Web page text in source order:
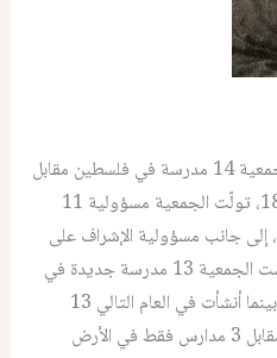
في نفس العام (1893)، أنشأت الجمعية 14 مدرسة في فلسطين مقابل
3 مدارس في بيروت. في عام 1894، تولّت الجمعية مسؤولية 11
مدرسة في حمص. في عام 1895، إلى جانب مسؤولية الإشراف على
20 مدرسة في دمشق نفسها، أسست الجمعية 13 مدرسة جديدة في
مناطق مختلفة من سوريا ولبنان، بينما أنشأت في العام التالي 13
مدرسة أخرى في سورية ولبنان، مقابل 3 مدارس فقط في الأرض